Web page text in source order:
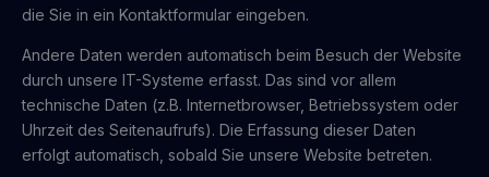
die Sie in ein Kontaktformular eingeben.
Andere Daten werden automatisch beim Besuch der Website
durch unsere IT-Systeme erfasst. Das sind vor allem
technische Daten (z.B. Internetbrowser, Betriebssystem oder
Uhrzeit des Seitenaufrufs). Die Erfassung dieser Daten
erfolgt automatisch, sobald Sie unsere Website betreten.